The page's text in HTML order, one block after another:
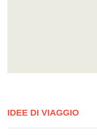
IDEE DI VIAGGIO